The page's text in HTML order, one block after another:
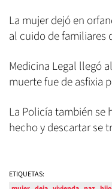
La mujer dejó en
al cuido de familiares
Medicina Legal llegó
muerte fue de asfixia
La Policía también se
hecho y descartar se
ETIQUETAS: